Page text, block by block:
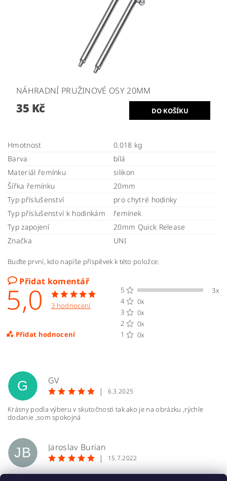
NÁHRADNÍ PRUŽINOVÉ OSY 20MM
35 Kč
Hmotnost
0.018 kg
Barva
bílá
Materiál řemínku
silikon
Šířka řemínku
20mm
Typ příslušenství
pro chytré hodinky
Typ příslušenství k hodinkám
řemínek
Typ zapojení
20mm Quick Release
Značka
UNI
Buďte první, kdo napíše příspěvek k této položce.
Přidat komentář
5,0 3 hodnocení
Přidat hodnocení
5
3x
4
0x
3
0x
2
0x
1
0x
G
GV
|
6.3.2025
Krásny podla výberu v skutočnosti tak ako je na obrázku ,rýchle
dodanie ,som spokojná
JB
Jaroslav Burian
|
15.7.2022
Ok , super